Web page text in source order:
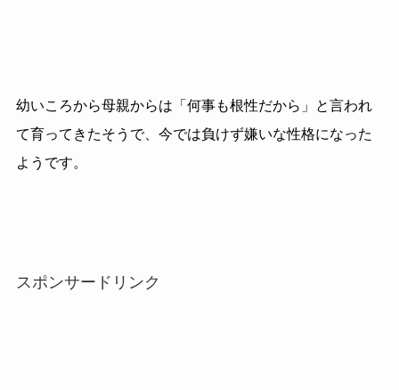
幼いころから母親からは「何事も根性だから」と言われ
て育ってきたそうで、今では負けず嫌いな性格になった
ようです。
スポンサードリンク